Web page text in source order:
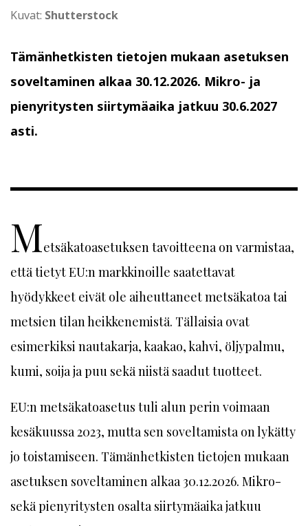
Kuvat: Shutterstock
Tämänhetkisten tietojen mukaan asetuksen
soveltaminen alkaa 30.12.2026. Mikro- ja
pienyritysten siirtymäaika jatkuu 30.6.2027
asti.
Metsäkatoasetuksen tavoitteena on varmistaa,
että tietyt EU:n markkinoille saatettavat
hyödykkeet eivät ole aiheuttaneet metsäkatoa tai
metsien tilan heikkenemistä. Tällaisia ovat
esimerkiksi nautakarja, kaakao, kahvi, öljypalmu,
kumi, soija ja puu sekä niistä saadut tuotteet.
EU:n metsäkatoasetus tuli alun perin voimaan
kesäkuussa 2023, mutta sen soveltamista on lykätty
jo toistamiseen. Tämänhetkisten tietojen mukaan
asetuksen soveltaminen alkaa 30.12.2026. Mikro-
sekä pienyritysten osalta siirtymäaika jatkuu